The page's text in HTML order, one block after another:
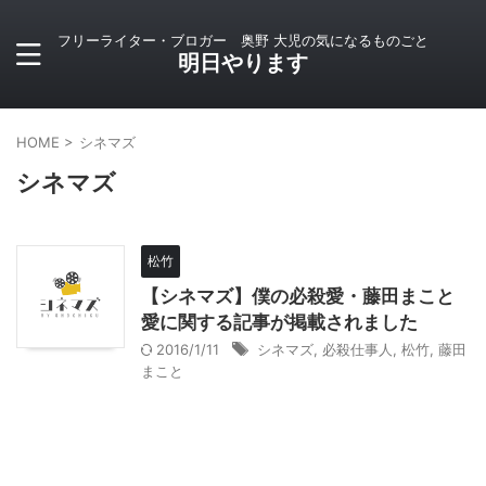
フリーライター・ブロガー 奥野 大児の気になるものごと
明日やります
HOME > シネマズ
シネマズ
松竹
【シネマズ】僕の必殺愛・藤田まこと
愛に関する記事が掲載されました
2016/1/11 シネマズ 必殺仕事人 松竹 藤田
まこと